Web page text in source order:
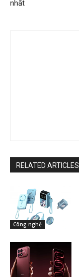
nhất
RELATED ARTICLES
Công nghệ